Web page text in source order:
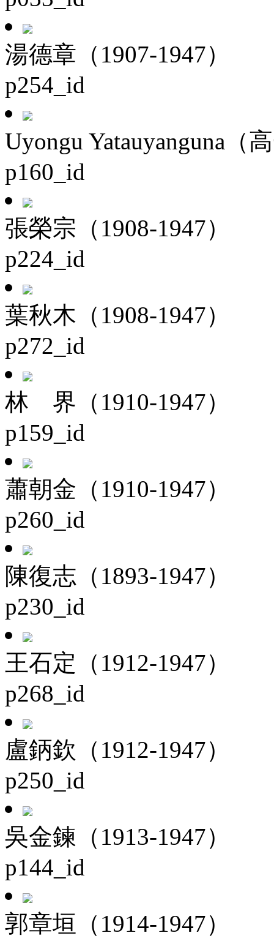
湯德章（1907-1947）
p254_id
Uyongu Yatauyanguna（
p160_id
張榮宗（1908-1947）
p224_id
葉秋木（1908-1947）
p272_id
林 界（1910-1947）
p159_id
蕭朝金（1910-1947）
p260_id
陳復志（1893-1947）
p230_id
王石定（1912-1947）
p268_id
盧鈵欽（1912-1947）
p250_id
吳金鍊（1913-1947）
p144_id
郭章垣（1914-1947）